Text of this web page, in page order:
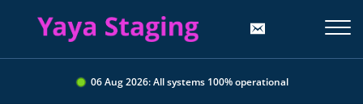
06 Aug 2026: All systems 100% operational